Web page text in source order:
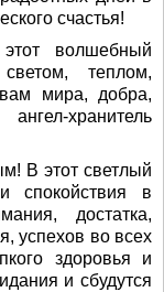
счастья!
волшебный
теплом,
мира, добра,
хранитель
В этот светлый
спокойствия в
достатка,
успехов во всех
здоровья и
и сбудутся